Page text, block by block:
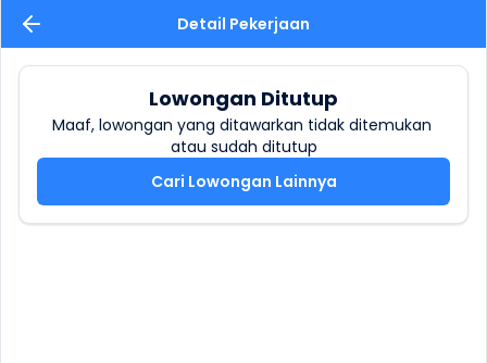
Detail Pekerjaan
Lowongan Ditutup
Maaf, lowongan yang ditawarkan tidak ditemukan
atau sudah ditutup
Cari Lowongan Lainnya